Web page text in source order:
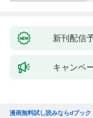
新刊配信
キャンペ
漫画無料試し読みならdブック